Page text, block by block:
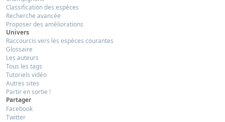
Classification des espèces
Recherche avancée
Proposer des améliorations
Univers
Raccourcis vers les espèces courantes
Glossaire
Les auteurs
Tous les tags
Tutoriels vidéo
Autres sites
Partir en sortie !
Partager
Facebook
Twitter